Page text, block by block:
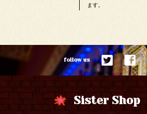
ます。
follow us
Sister Shop